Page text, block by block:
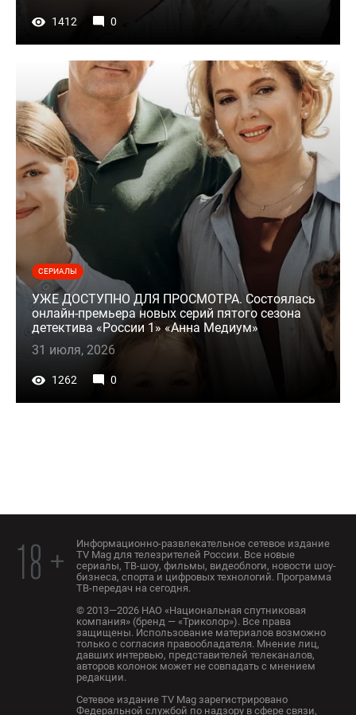
1412 0
СЕРИАЛЫ
УЖЕ ДОСТУПНО ДЛЯ ПРОСМОТРА. Состоялась
онлайн-премьера новых серий пятого сезона
детектива «России 1» «Анна Медиум»
31 июля, 2026
1262 0
18 +
Информационно-развлекательное сетевое издание
TV Mag для телезрителей России. Все новые
сериалы, ТВ-шоу, фильмы, видеоблоги, новости шоу-
бизнеса, спорта и цифровых технологий. Программа
ТВ-передач на сегодня.
© 2013—2026 НАО «Национальная спутниковая
компания» (бренд — «Триколор»). Все права
защищены. Использование материалов возможно
только с согласия правообладателя. Мнение лиц,
давших интервью, представителей телеканалов,
авторов колонок может не совпадать с мнением
редакции.
Сетевое издание TV Mag зарегистрировано
Федеральной службой по надзору в сфере связи,